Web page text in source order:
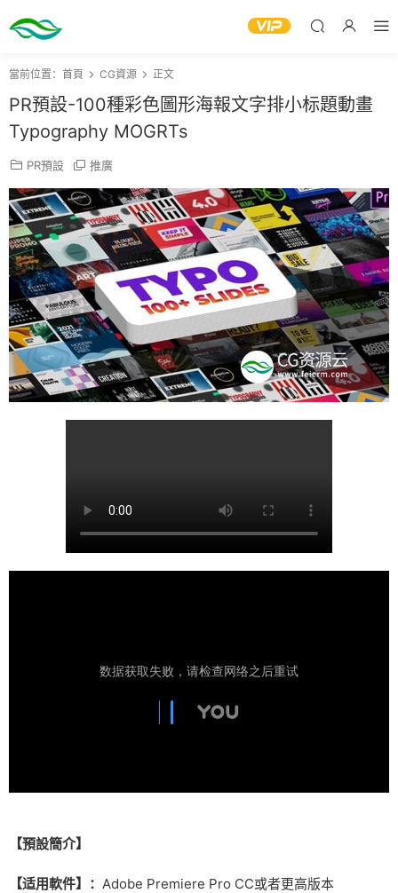
當前位置： 首頁 CG資源 正文
PR預設-100種彩色圖形海報文字排小标題動畫
Typography MOGRTs
PR預設 推廣
【預設簡介】
【适用軟件】： Adobe Premiere Pro CC或者更高版本